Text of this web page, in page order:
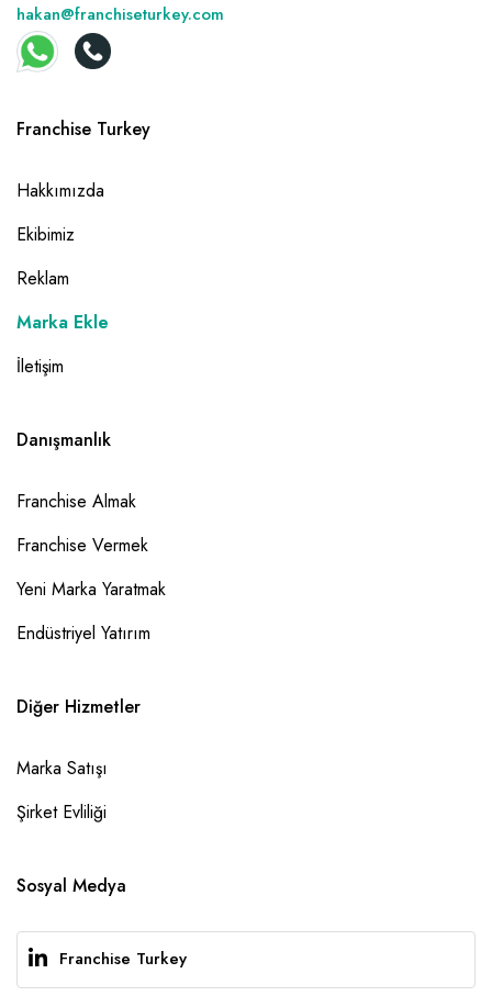
hakan@franchiseturkey.com
Franchise Turkey
Hakkımızda
Ekibimiz
Reklam
Marka Ekle
İletişim
Danışmanlık
Franchise Almak
Franchise Vermek
Yeni Marka Yaratmak
Endüstriyel Yatırım
Diğer Hizmetler
Marka Satışı
Şirket Evliliği
Sosyal Medya
Franchise Turkey